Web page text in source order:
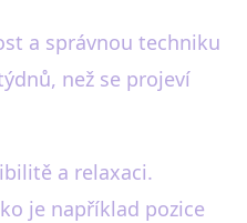
a správnou techniku
než se projeví
a relaxaci.
je například pozice